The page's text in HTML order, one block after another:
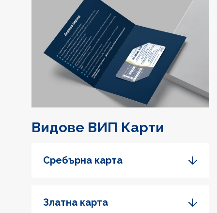
Видове ВИП Карти
Сребърна карта
Златна карта